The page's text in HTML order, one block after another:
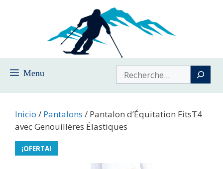
Menu Buscar
Inicio / Pantalons / Pantalon d’Équitation FitsT4
avec Genouillères Élastiques
¡OFERTA!